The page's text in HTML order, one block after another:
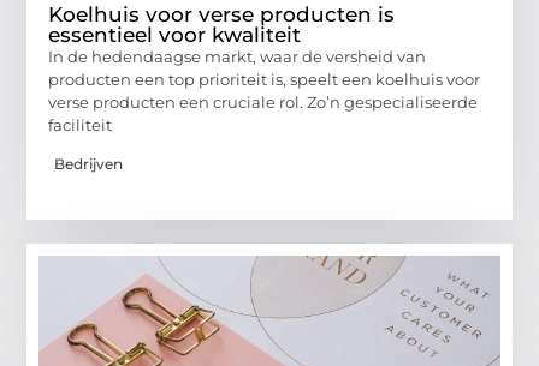
Koelhuis voor verse producten is
essentieel voor kwaliteit
In de hedendaagse markt, waar de versheid van
producten een top prioriteit is, speelt een koelhuis voor
verse producten een cruciale rol. Zo’n gespecialiseerde
faciliteit
Bedrijven